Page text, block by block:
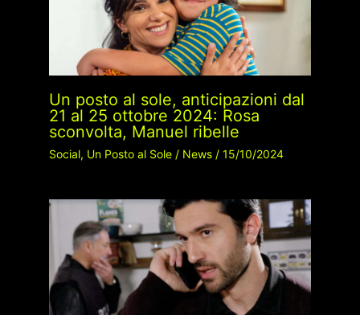
Un posto al sole, anticipazioni dal
21 al 25 ottobre 2024: Rosa
sconvolta, Manuel ribelle
Social, Un Posto al Sole/ News/ 15/10/2024